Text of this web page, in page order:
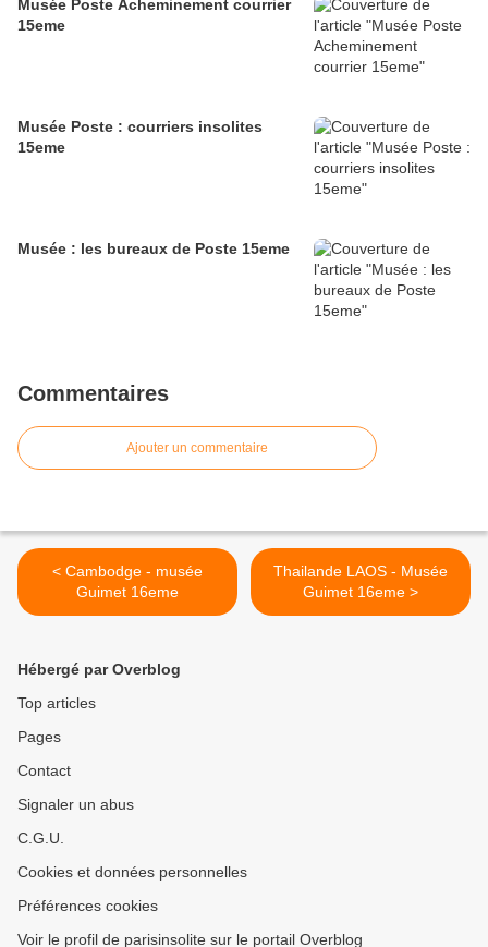
Musée Poste Acheminement courrier
15eme
Musée Poste : courriers insolites
15eme
Musée : les bureaux de Poste 15eme
Commentaires
Ajouter un commentaire
< Cambodge - musée
Guimet 16eme
Thailande LAOS - Musée
Guimet 16eme >
Hébergé par Overblog
Top articles
Pages
Contact
Signaler un abus
C.G.U.
Cookies et données personnelles
Préférences cookies
Voir le profil de parisinsolite sur le portail Overblog